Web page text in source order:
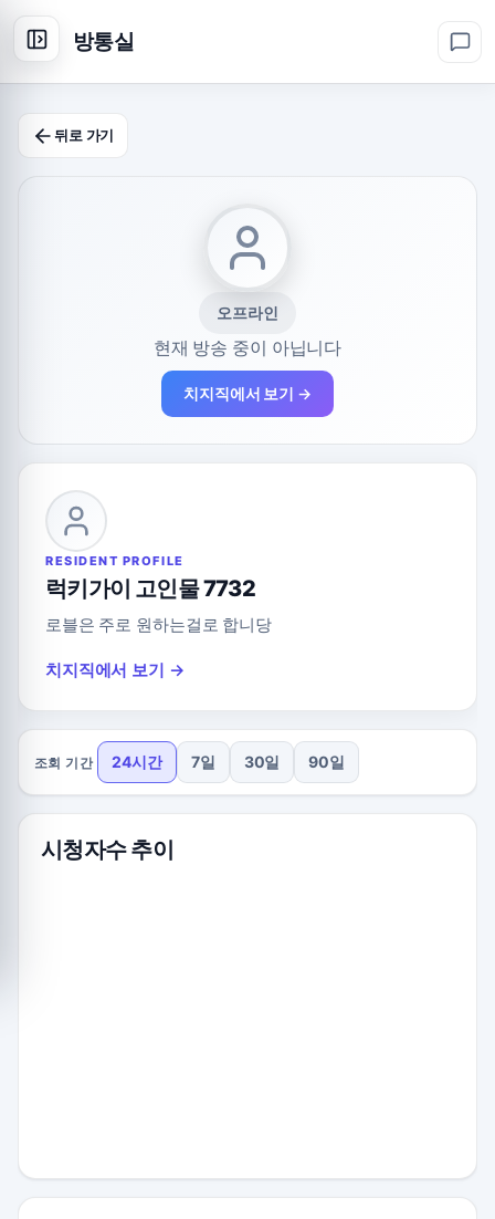
방통실
뒤로 가기
오프라인
현재 방송 중이 아닙니다
치지직에서 보기 →
RESIDENT PROFILE
럭키가이 고인물 7732
로블은 주로 원하는걸로 합니당
치지직에서 보기 →
조회 기간 24시간 7일 30일 90일
시청자수 추이